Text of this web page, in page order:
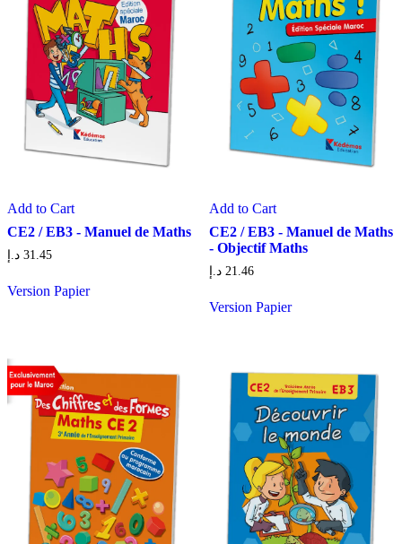
Add to Cart
CE2 / EB3 - Manuel de Maths
31.45 د.إ
Version Papier
Add to Cart
CE2 / EB3 - Manuel de Maths
- Objectif Maths
21.46 د.إ
Version Papier